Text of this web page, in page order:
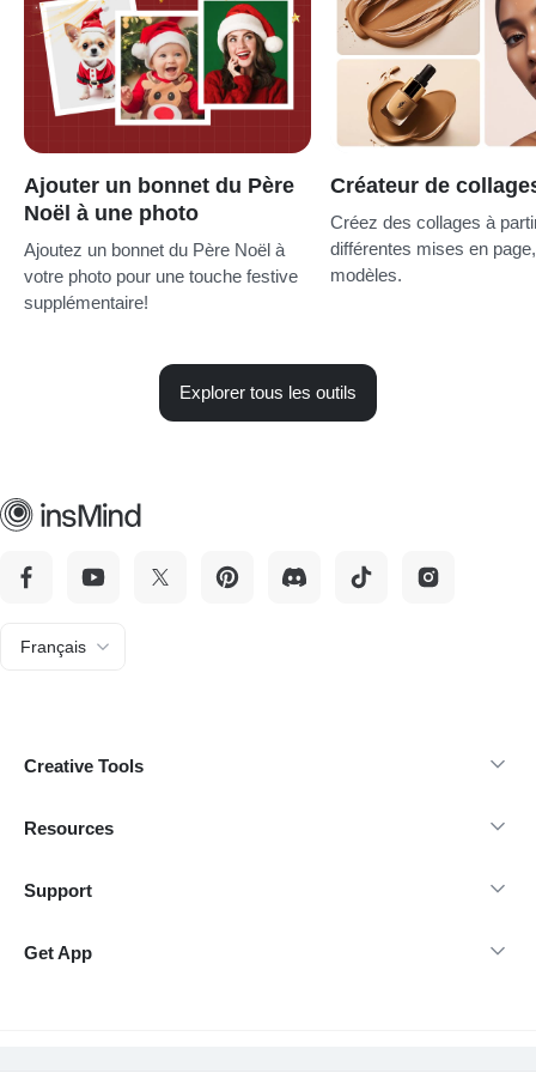
Ajouter un bonnet du Père
Noël à une photo
Ajoutez un bonnet du Père Noël à
votre photo pour une touche festive
supplémentaire!
Créateur de
Créez des collages à
différentes mises en
modèles.
Explorer tous les outils
Français
Creative Tools
Resources
Support
Get App